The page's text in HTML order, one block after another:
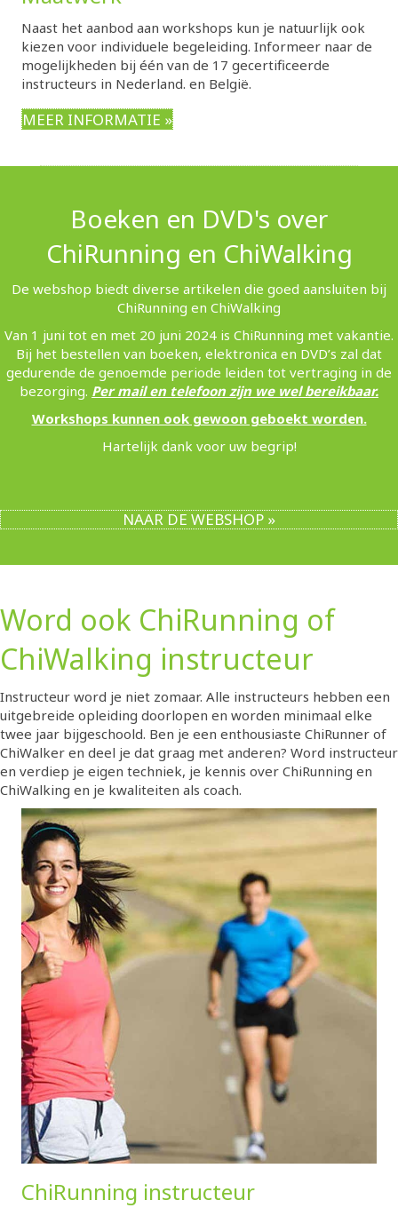
Naast het aanbod aan workshops kun je natuurlijk ook
kiezen voor individuele begeleiding. Informeer naar de
mogelijkheden bij één van de 17 gecertificeerde
instructeurs in Nederland. en België.
MEER INFORMATIE »
Boeken en DVD's over
ChiRunning en ChiWalking
De webshop biedt diverse artikelen die goed aansluiten bij
ChiRunning en ChiWalking
Van 1 juni tot en met 20 juni 2024 is ChiRunning met vakantie.
Bij het bestellen van boeken, elektronica en DVD’s zal dat
gedurende de genoemde periode leiden tot vertraging in de
bezorging. Per mail en telefoon zijn we wel bereikbaar.
Workshops kunnen ook gewoon geboekt worden.
Hartelijk dank voor uw begrip!
NAAR DE WEBSHOP »
Word ook ChiRunning of
ChiWalking instructeur
Instructeur word je niet zomaar. Alle instructeurs hebben een
uitgebreide opleiding doorlopen en worden minimaal elke
twee jaar bijgeschoold. Ben je een enthousiaste ChiRunner of
ChiWalker en deel je dat graag met anderen? Word instructeur
en verdiep je eigen techniek, je kennis over ChiRunning en
ChiWalking en je kwaliteiten als coach.
ChiRunning instructeur